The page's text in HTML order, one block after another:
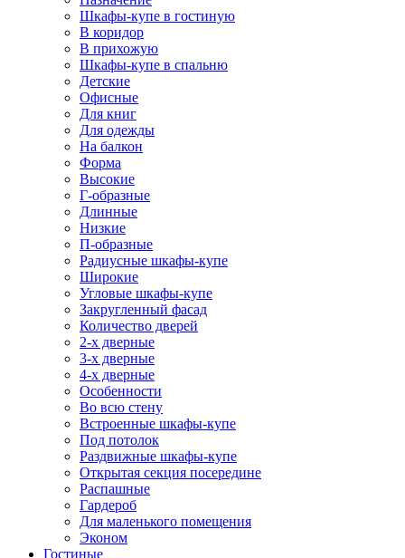
Шкафы-купе в гостиную
В коридор
В прихожую
Шкафы-купе в спальню
Детские
Офисные
Для книг
Для одежды
На балкон
Форма
Высокие
Г-образные
Длинные
Низкие
П-образные
Радиусные шкафы-купе
Широкие
Угловые шкафы-купе
Закругленный фасад
Количество дверей
2-х дверные
3-х дверные
4-х дверные
Особенности
Во всю стену
Встроенные шкафы-купе
Под потолок
Раздвижные шкафы-купе
Открытая секция посередине
Распашные
Гардероб
Для маленького помещения
Эконом
Гостиные